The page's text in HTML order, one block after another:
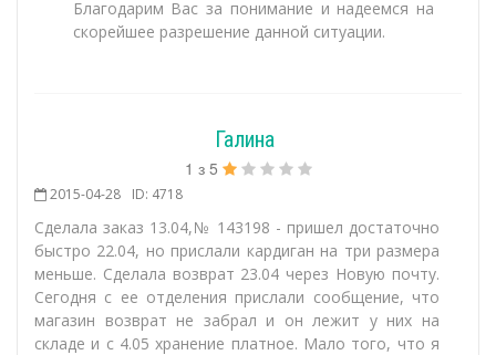
Благодарим Вас за понимание и надеемся на
скорейшее разрешение данной ситуации.
Галина
1 з 5
2015-04-28 ID: 4718
Сделала заказ 13.04,№ 143198 - пришел достаточно
быстро 22.04, но прислали кардиган на три размера
меньше. Сделала возврат 23.04 через Новую почту.
Сегодня с ее отделения прислали сообщение, что
магазин возврат не забрал и он лежит у них на
складе и с 4.05 хранение платное. Мало того, что я